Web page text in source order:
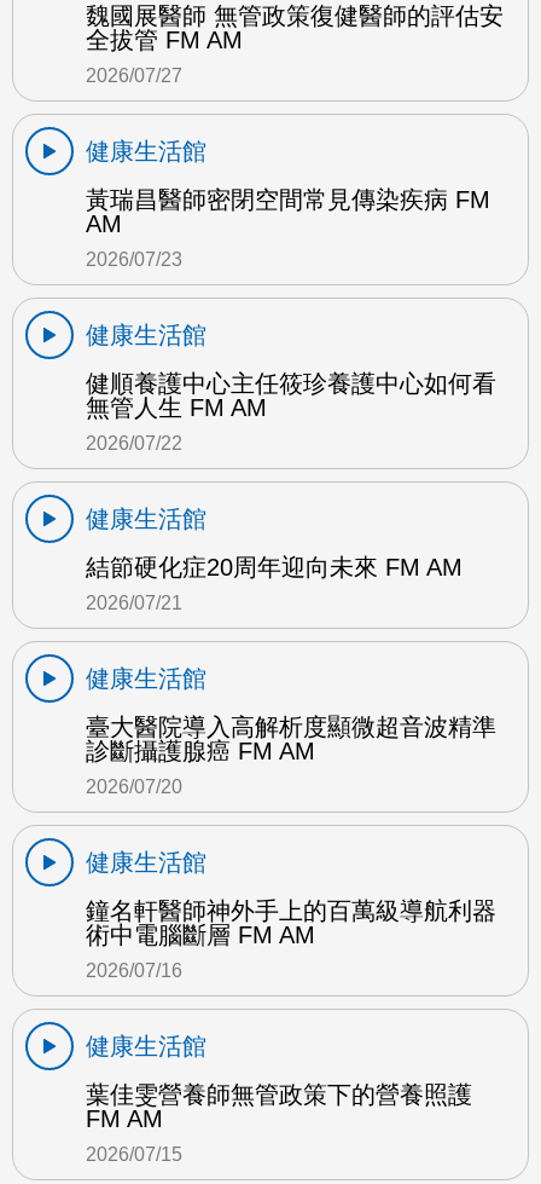
魏國展醫師 無管政策復健醫師的評估安
全拔管 FM AM
2026/07/27
健康生活館
黃瑞昌醫師密閉空間常見傳染疾病 FM
AM
2026/07/23
健康生活館
健順養護中心主任筱珍養護中心如何看
無管人生 FM AM
2026/07/22
健康生活館
結節硬化症20周年迎向未來 FM AM
2026/07/21
健康生活館
臺大醫院導入高解析度顯微超音波精準
診斷攝護腺癌 FM AM
2026/07/20
健康生活館
鐘名軒醫師神外手上的百萬級導航利器
術中電腦斷層 FM AM
2026/07/16
健康生活館
葉佳雯營養師無管政策下的營養照護
FM AM
2026/07/15